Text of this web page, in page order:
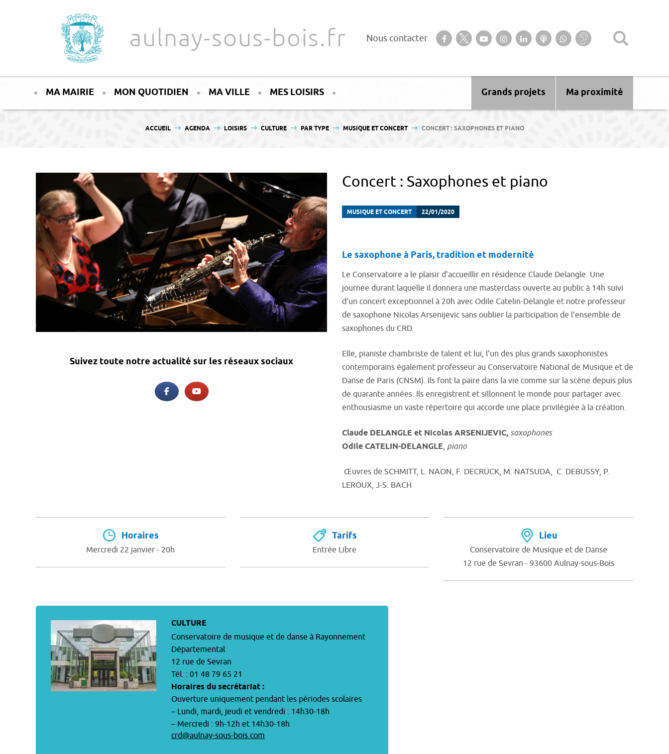
aulnay-sous-bois.fr Nous contacter Suivez-nous sur notre page Facebook
Suivez-nous sur Twitter
Suivez-nous sur YouTube
Suivez-nous sur Instagram
Retrouvez-nous sur Linkedin
Ecoutez nos Podcasts
Suivez-nous sur
WhatsApp
Baisse
d’audition ?
MA MAIRIE MON QUOTIDIEN MA VILLE MES LOISIRS Ma proximité
Grands projets
VOUS ÊTES ICI :
ACCUEIL AGENDA LOISIRS CULTURE PAR TYPE MUSIQUE ET CONCERT CONCERT : SAXOPHONES ET PIANO
Suivez toute notre actualité sur les réseaux sociaux
Concert : Saxophones et piano
MUSIQUE ET CONCERT 22/01/2020
Le saxophone à Paris, tradition et modernité
Le Conservatoire a le plaisir d'accueillir en résidence Claude Delangle. Une
journée durant laquelle il donnera une masterclass ouverte au public à 14h suivi
d'un concert exceptionnel à 20h avec Odile Catelin-Delangle et notre professeur
de saxophone Nicolas Arsenijevic sans oublier la participation de l'ensemble de
saxophones du CRD.
Elle, pianiste chambriste de talent et lui, l’un des plus grands saxophonistes
contemporains également professeur au Conservatoire National de Musique et de
Danse de Paris (CNSM). Ils font la paire dans la vie comme sur la scène depuis plus
de quarante années. Ils enregistrent et sillonnent le monde pour partager avec
enthousiasme un vaste répertoire qui accorde une place privilégiée à la création.
Claude DELANGLE et Nicolas ARSENIJEVIC, saxophones
Odile CATELIN-DELANGLE, piano
Œuvres de SCHMITT, L. NAON, F. DECRÜCK, M. NATSUDA, C. DEBUSSY, P.
LEROUX, J-S. BACH
Horaires
Mercredi 22 janvier - 20h
Tarifs
Entrée Libre
Lieu
Conservatoire de Musique et de Danse
12 rue de Sevran - 93600 Aulnay-sous-Bois
CULTURE
Conservatoire de musique et de danse à Rayonnement
Départemental
12 rue de Sevran
Tél. : 01 48 79 65 21
Horaires du secrétariat :
Ouverture uniquement pendant les périodes scolaires
– Lundi, mardi, jeudi et vendredi : 14h30-18h
– Mercredi : 9h-12h et 14h30-18h
crd@aulnay-sous-bois.com